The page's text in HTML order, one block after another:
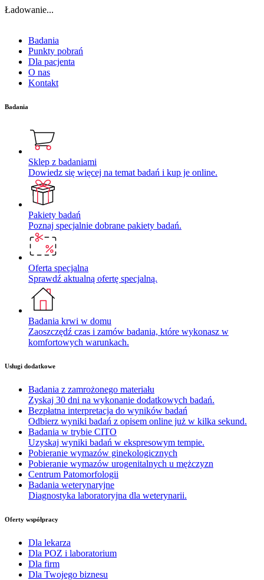
Ładowanie...
Badania
Punkty pobrań
Dla pacjenta
O nas
Kontakt
Badania
Sklep z badaniami
Dowiedz się więcej na temat badań i kup je online.
Pakiety badań
Poznaj specjalnie dobrane pakiety badań.
Oferta specjalna
Sprawdź aktualną ofertę specjalną.
Badania krwi w domu
Zaoszczędź czas i zamów badania, które wykonasz w
komfortowych warunkach.
Usługi dodatkowe
Badania z zamrożonego materiału
Zyskaj 30 dni na wykonanie dodatkowych badań.
Bezpłatna interpretacja do wyników badań
Odbierz wyniki badań z opisem online już w kilka sekund.
Badania w trybie CITO
Uzyskaj wyniki badań w ekspresowym tempie.
Pobieranie wymazów ginekologicznych
Pobieranie wymazów urogenitalnych u mężczyzn
Centrum Patomorfologii
Badania weterynaryjne
Diagnostyka laboratoryjna dla weterynarii.
Oferty współpracy
Dla lekarza
Dla POZ i laboratorium
Dla firm
Dla Twojego biznesu